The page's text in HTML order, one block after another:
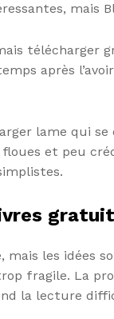
mais
après
lame qui se
et peu
mais les idées
fragile. La
la lecture